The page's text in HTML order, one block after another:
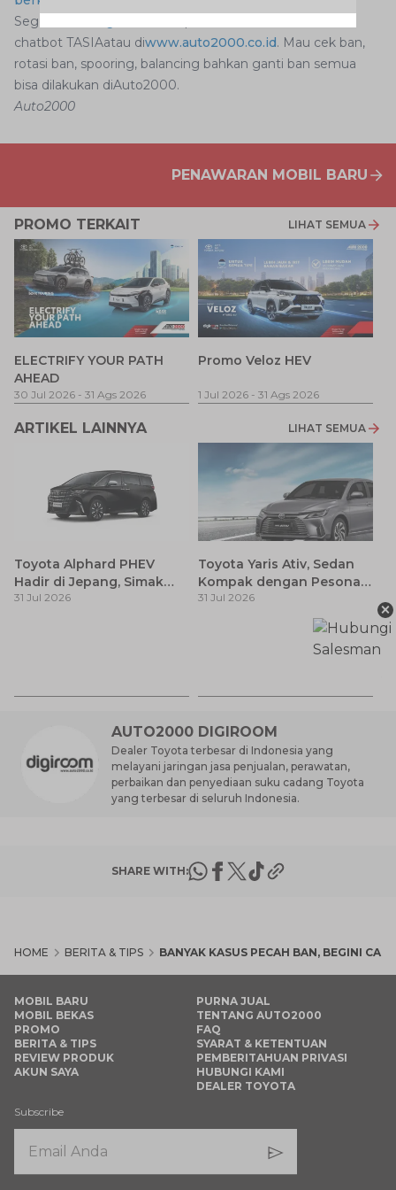
Segera
chatbot TASIAatau diwww.auto2000.co.id. Mau cek ban,
rotasi ban, spooring, balancing bahkan ganti ban semua
bisa dilakukan diAuto2000.
Auto2000
PENAWARAN MOBIL BARU
PROMO TERKAIT LIHAT SEMUA
ELECTRIFY YOUR PATH
AHEAD
30 Jul 2026 - 31 Ags 2026
Promo Veloz HEV
1 Jul 2026 - 31 Ags 2026
ARTIKEL LAINNYA LIHAT SEMUA
Toyota Alphard PHEV
Hadir di Jepang, Simak
Pembaruan dan Fitur
31 Jul 2026
Toyota Yaris Ativ, Sedan
Kompak dengan Pesona
Modern
31 Jul 2026
AUTO2000 DIGIROOM
Dealer Toyota terbesar di Indonesia yang
melayani jaringan jasa penjualan, perawatan,
perbaikan dan penyediaan suku cadang Toyota
yang terbesar di seluruh Indonesia.
SHARE WITH:
HOME BERITA & TIPS BANYAK KASUS PECAH BAN, BEGINI
×
MOBIL BARU
MOBIL BEKAS
PROMO
BERITA & TIPS
REVIEW PRODUK
AKUN SAYA
PURNA JUAL
TENTANG AUTO2000
FAQ
SYARAT & KETENTUAN
PEMBERITAHUAN PRIVASI
HUBUNGI KAMI
DEALER TOYOTA
Subscribe